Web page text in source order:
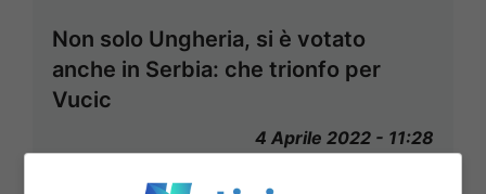
Non solo Ungheria, si è votato
anche in Serbia: che trionfo per
Vucic
4 Aprile 2022 - 11:28